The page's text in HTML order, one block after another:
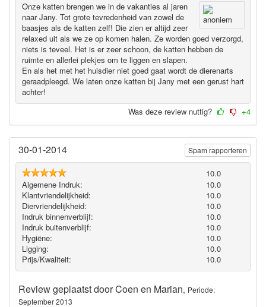
Onze katten brengen we in de vakanties al jaren
naar Jany. Tot grote tevredenheid van zowel de
baasjes als de katten zelf! Die zien er altijd zeer
relaxed uit als we ze op komen halen. Ze worden goed verzorgd,
niets is teveel. Het is er zeer schoon, de katten hebben de
ruimte en allerlei plekjes om te liggen en slapen.
En als het met het huisdier niet goed gaat wordt de dierenarts
geraadpleegd. We laten onze katten bij Jany met een gerust hart
achter!
Was deze review nuttig? +4
30-01-2014
10.0
Algemene Indruk:
10.0
Klantvriendelijkheid:
10.0
Diervriendelijkheid:
10.0
Indruk binnenverblijf:
10.0
Indruk buitenverblijf:
10.0
Hygiëne‎:
10.0
Ligging:
10.0
Prijs/Kwaliteit:
10.0
Review geplaatst doorCoen en Marian, Periode:
September 2013
Spam rapporteren